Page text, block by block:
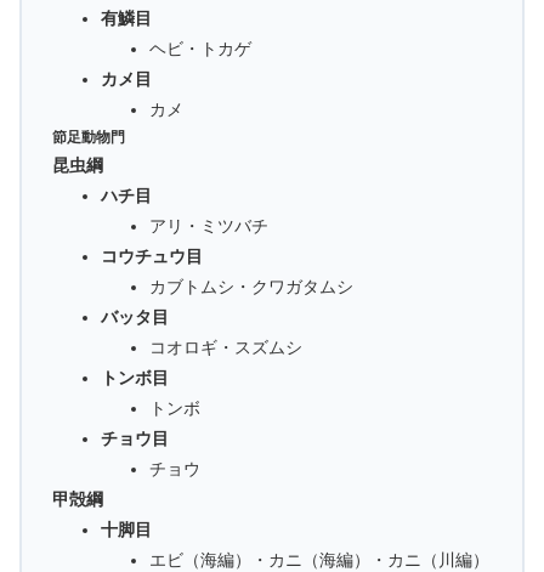
有鱗目
ヘビ・トカゲ
カメ目
カメ
節足動物門
昆虫綱
ハチ目
アリ・ミツバチ
コウチュウ目
カブトムシ・クワガタムシ
バッタ目
コオロギ・スズムシ
トンボ目
トンボ
チョウ目
チョウ
甲殻綱
十脚目
エビ（海編）・カニ（海編）・カニ（川編）